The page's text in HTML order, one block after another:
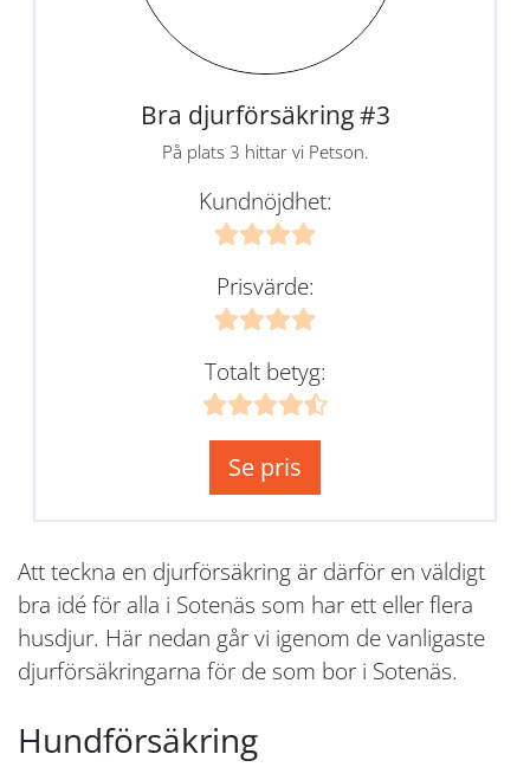
Bra djurförsäkring #3
På plats 3 hittar vi Petson.
Kundnöjdhet:
Prisvärde:
Totalt betyg:
Se pris
Att teckna en djurförsäkring är därför en väldigt
bra idé för alla i Sotenäs som har ett eller flera
husdjur. Här nedan går vi igenom de vanligaste
djurförsäkringarna för de som bor i Sotenäs.
Hundförsäkring